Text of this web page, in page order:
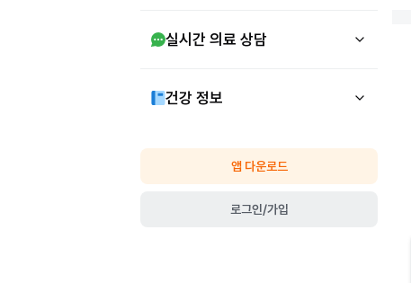
실시간 의료 상담
건강 정보
앱 다운로드
로그인/가입